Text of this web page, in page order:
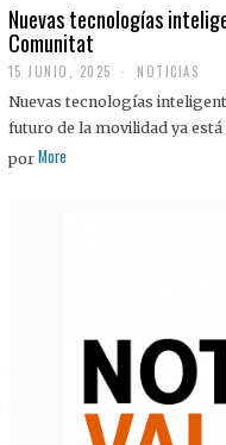
Nuevas tecnologías
Comunitat
15 JUNIO, 2025 NOTICIAS
Nuevas tecnologías
futuro de la movilidad ya está
por More